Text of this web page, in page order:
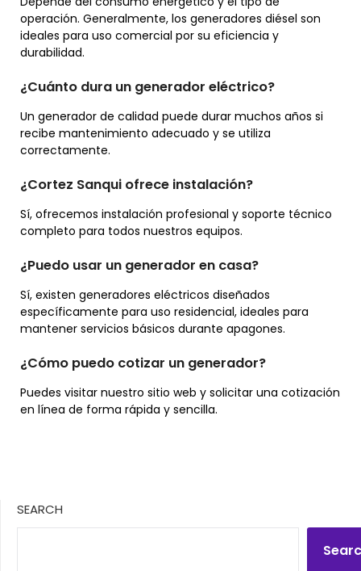
operación. Generalmente, los generadores diésel son
ideales para uso comercial por su eficiencia y
durabilidad.
¿Cuánto dura un generador eléctrico?
Un generador de calidad puede durar muchos años si
recibe mantenimiento adecuado y se utiliza
correctamente.
¿Cortez Sanqui ofrece instalación?
Sí, ofrecemos instalación profesional y soporte técnico
completo para todos nuestros equipos.
¿Puedo usar un generador en casa?
Sí, existen generadores eléctricos diseñados
específicamente para uso residencial, ideales para
mantener servicios básicos durante apagones.
¿Cómo puedo cotizar un generador?
Puedes visitar nuestro sitio web y solicitar una cotización
en línea de forma rápida y sencilla.
SEARCH